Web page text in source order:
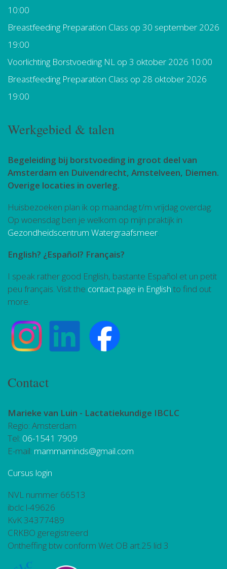
10:00
Breastfeeding Preparation Class op 30 september 2026
19:00
Voorlichting Borstvoeding NL op 3 oktober 2026 10:00
Breastfeeding Preparation Class op 28 oktober 2026
19:00
Werkgebied & talen
Begeleiding bij borstvoeding in groot deel van
Amsterdam en Duivendrecht, Amstelveen, Diemen.
Overige locaties in overleg.
Huisbezoeken plan ik op maandag t/m vrijdag overdag.
Op woensdag ben je welkom op mijn praktijk in
Gezondheidscentrum Watergraafsmeer
English? ¿Español? Français?
I speak rather good English, bastante Español et un petit
peu français. Visit the contact page in English to find out
more.
Contact
Marieke van Luin - Lactatiekundige IBCLC
Regio: Amsterdam
Tel: 06-1541 7909
E-mail: mammaminds@gmail.com
Cursus login
NVL nummer 66513
ibclc l-49626
KvK 34377489
CRKBO geregistreerd
Ontheffing btw conform Wet OB art.25 lid 3